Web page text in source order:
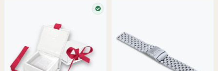
SKLADEM